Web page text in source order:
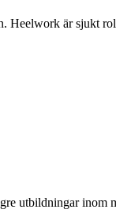
Heelwork är sjukt
utbildningar inom